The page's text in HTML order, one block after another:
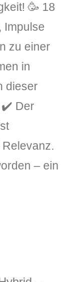
🥳 18
Impulse
zu einer
in
dieser
✔️ Der
– ein